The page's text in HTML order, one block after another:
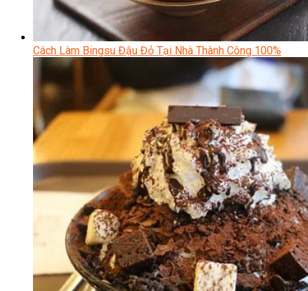
Cách Làm Bingsu Đậu Đỏ Tại Nhà Thành Công 100%